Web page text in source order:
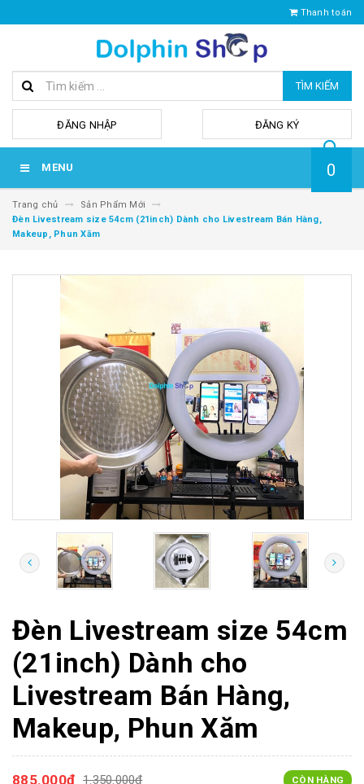
Thanh toán
TÌM KIẾM
ĐĂNG NHẬP ĐĂNG KÝ
MENU 0
Trang chủ
Sản Phẩm Mới
Đèn Livestream size 54cm (21inch) Dành cho Livestream Bán Hàng,
Makeup, Phun Xăm
Đèn Livestream size 54cm
(21inch) Dành cho
Livestream Bán Hàng,
Makeup, Phun Xăm
885.000₫ 1.350.000₫ CÒN HÀNG